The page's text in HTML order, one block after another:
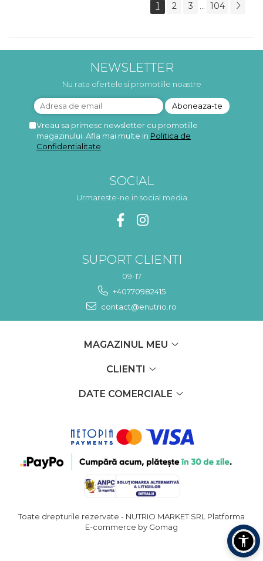
1 2 3 ... 104
NEWSLETTER
Nu rata ofertele si promotiile noastre
Vreau sa primesc newsletter cu promotiile
magazinului. Afla mai multe in Politica de
Confidentialitate
SOCIAL
Urmareste-ne in social media
SUPORT CLIENTI
09-17
+40770982415
contact@enutrio.ro
MAGAZINUL MEU
CLIENTI
DATE COMERCIALE
Toate drepturile rezervate - NUTRIO MARKET SRL Platforma
E-commerce by Gomag